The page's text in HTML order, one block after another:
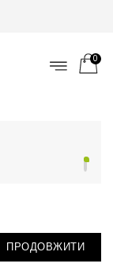
0
ПРОДОВЖИТИ